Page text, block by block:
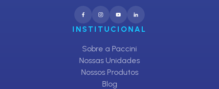
INSTITUCIONAL
Sobre a Paccini
Nossas Unidades
Nossos Produtos
Blog